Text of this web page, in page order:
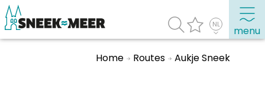
menu
Home Routes Aukje Sneek